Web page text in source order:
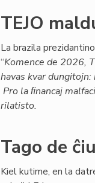
TEJO
La brazila
“Komence de 2026,
havas kvar
Pro la ﬁnancaj
rilatisto.
Tago de
Kiel kutime, en la